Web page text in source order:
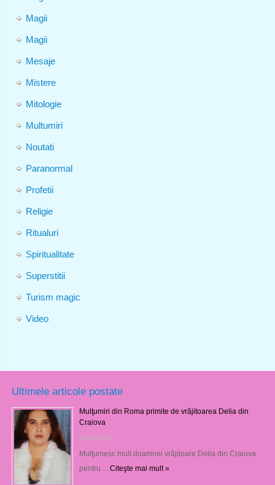
Magii
Magii
Mesaje
Mistere
Mitologie
Multumiri
Noutati
Paranormal
Profetii
Religie
Ritualuri
Spiritualitate
Superstitii
Turism magic
Video
Ultimele articole postate
Mulţumiri din Roma primite de vrăjitoarea Delia din
Craiova
06/08/2026
Mulţumesc mult doamnei vrăjitoare Delia din Craiova
pentru … Citeşte mai mult »